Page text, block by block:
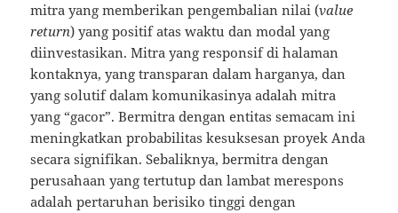
mitra yang memberikan pengembalian nilai (value
return) yang positif atas waktu dan modal yang
diinvestasikan. Mitra yang responsif di halaman
kontaknya, yang transparan dalam harganya, dan
yang solutif dalam komunikasinya adalah mitra
yang “gacor”. Bermitra dengan entitas semacam ini
meningkatkan probabilitas kesuksesan proyek Anda
secara signifikan. Sebaliknya, bermitra dengan
perusahaan yang tertutup dan lambat merespons
adalah pertaruhan berisiko tinggi dengan